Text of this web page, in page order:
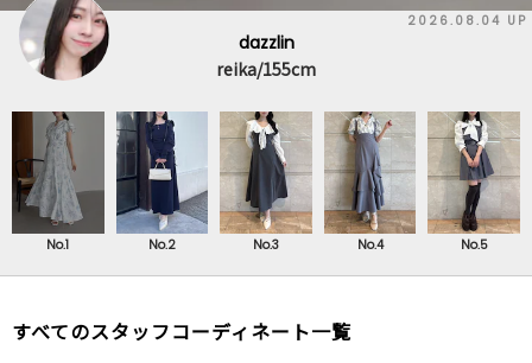
2026.08.04 UP
dazzlin
reika/155cm
No.1 No.2 No.3 No.4 No.5
すべてのスタッフコーディネート一覧